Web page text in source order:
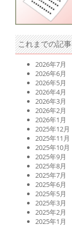
これまでの記事
2026年7月
2026年6月
2026年5月
2026年4月
2026年3月
2026年2月
2026年1月
2025年12月
2025年11月
2025年10月
2025年9月
2025年8月
2025年7月
2025年6月
2025年5月
2025年3月
2025年2月
2025年1月